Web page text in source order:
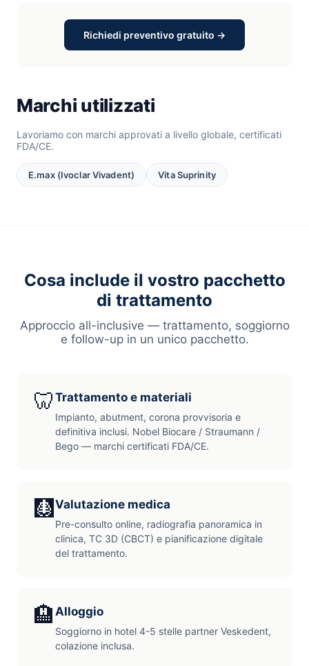
Richiedi preventivo gratuito →
Marchi utilizzati
Lavoriamo con marchi approvati a livello globale, certificati
FDA/CE.
E.max (Ivoclar Vivadent) Vita Suprinity
Cosa include il vostro pacchetto
di trattamento
Approccio all-inclusive — trattamento, soggiorno
e follow-up in un unico pacchetto.
🦷 Trattamento e materiali
Impianto, abutment, corona provvisoria e
definitiva inclusi. Nobel Biocare / Straumann /
Bego — marchi certificati FDA/CE.
🩻 Valutazione medica
Pre-consulto online, radiografia panoramica in
clinica, TC 3D (CBCT) e pianificazione digitale
del trattamento.
🏨 Alloggio
Soggiorno in hotel 4-5 stelle partner Veskedent,
colazione inclusa.